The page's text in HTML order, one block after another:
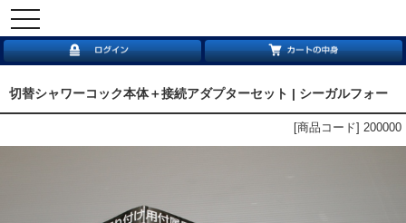
toggle
navigation
切替シャワーコック本体＋接続アダプターセット | シーガルフォー
[商品コード] 200000